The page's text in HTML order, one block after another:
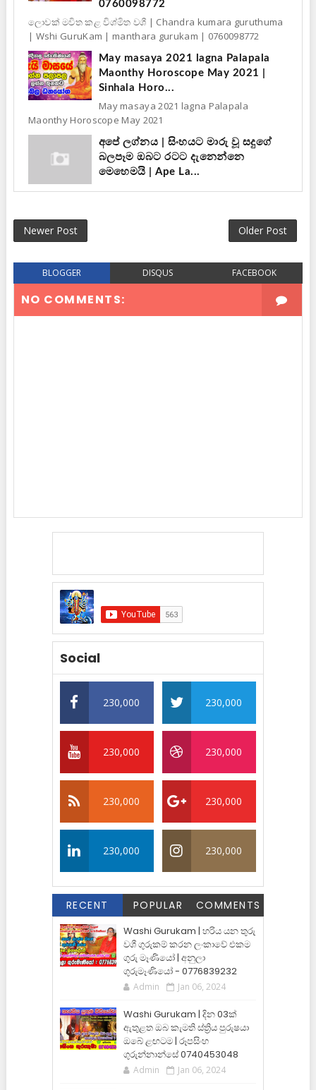
0760098772
ලොවක් මවිත කළ විශ්මිත වශී | Chandra kumara guruthuma
| Wshi GuruKam | manthara gurukam | 0760098772
May masaya 2021 lagna Palapala
Maonthy Horoscope May 2021 |
Sinhala Horo...
May masaya 2021 lagna Palapala
Maonthy Horoscope May 2021
අපේ ලග්නය | සිංහයට මාරු වූ සදුගේ
බලපෑම ඔබට රටට දැනෙන්නෙ
මෙහෙමයි | Ape La...
Newer Post Older Post
BLOGGER DISQUS FACEBOOK
NO COMMENTS:
Social
230,000 230,000
230,000 230,000
230,000 230,000
230,000 230,000
RECENT POPULAR COMMENTS
Washi Gurukam | හරිය යන තුරු
වශී ගුරුකම් කරන ලංකාවේ එකම
ගුරු මෑණියෝ | අනුලා
ගුරුමෑණියෝ - 0776839232
Admin Jan 06, 2024
Washi Gurukam | දින 03ක්
ඇතුළත ඔබ කැමති ස්ත්‍රිය පුරුෂයා
ඔබේ ළඟටම | රූපසිංහ
ගුරුන්නාන්සේ 0740453048
Admin Jan 06, 2024